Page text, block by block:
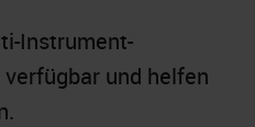
Instrument-
und helfen